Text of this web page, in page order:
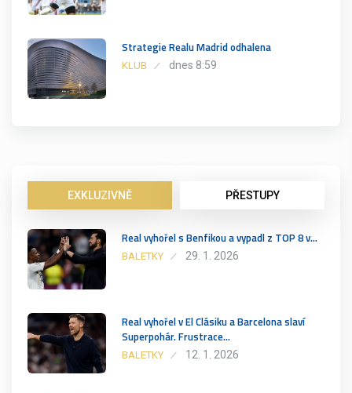
Strategie Realu Madrid odhalena
KLUB dnes 8:59
EXKLUZIVNĚ PŘESTUPY
Real vyhořel s Benfikou a vypadl z TOP 8 v…
BALETKY 29. 1. 2026
Real vyhořel v El Clásiku a Barcelona slaví
Superpohár. Frustrace…
BALETKY 12. 1. 2026